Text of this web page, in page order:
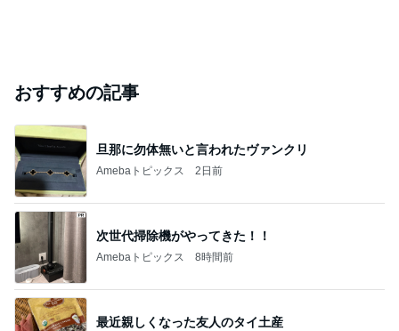
おすすめの記事
旦那に勿体無いと言われたヴァンクリ
Amebaトピックス 2日前
次世代掃除機がやってきた！！
Amebaトピックス 8時間前
最近親しくなった友人のタイ土産